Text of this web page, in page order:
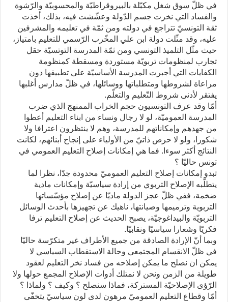
في ظلّ سوق شغل مكبّلة بالبيروقراطيّة والمحسوبيّة والرّشوة
والفساد التي نخرت جسم الدّولة وعشّشت فيه، بذلك، أخذت
ثقة التونسيّ تتراجع في دولته ومن ثمّة في تعليمه والمشرفين
عليه، وقد مثّلت دولة ابن علي المخّرب الرّسمي للتعليم بامتياز،
حيث مثّل التلميذ التونسي ومن ثمّة المدرسة التوتسيّة حقل
تجارب لمنظومات تربويّة مستوردة ومسقطة كمنظومة
الكفايات التي أجبرت المدرسة الأساسيّة على تطبيقها دون
مراعاة لشروطها ومتطلباتها ووسائلها، في ظلّ مدارس أغلبها
يفتقر لأدنى شروط التّعليم والتعلّم.
أمّا وقد عرف التونسيون حجم الخراب الممنهج الذي ضرب
المدرسة العموميّة، لو لا رجال ونساء من ابناء التعليم أعطوا
من جهدهم وإمكاناتهم للمدرسة، وهم لا ينتظرون اعترافا ولا
شكورا، ولو لا حرص ذاتيّ من الأولياء على إنجاح أبنائهم، لكانت
النتائج أكثر سوءا. فما هي إمكانات إصلاح التعليم العمومي في
تونس حاليّا ؟
تبدو إمكانات إصلاح التعليم العموميّ محدودة جدّا، نظرا لما
يتطلّبه الإصلاح التربوي من إرادة سياسيّة وإمكانات مادية
ضخمة، ففي ظلّ عجز الدولة ماديّا عن إصلاح مؤسّساتها
التربوية وترميمها وصيانتها، ناهيك عن تجهيزها بأحدث الوسائل
التربويّة والبيداغوجيّة، يصبح الحديث عن إصلاح التعليم ترفا
فكريّا وشعارا سياسيّا ونقابيّا.
وبما أنّ الإرادة الصادقة من جميع الأطراف غير متكرّسة حاليّا
في ظلّ الانقسام المجتمعي وحالة الاستقطاب السياسي لا
يمكن ان نصلح ما يمكن إصلاحه من فساد نخر التعليم لعقود
طويلة من الزمن ونحن لا نمتلك أدوات الإصلاح المجمع حولها ولا
الرّؤى الإصلاحيّة المستركة، فماذا سنصلح ؟ وكيف ؟ ولماذا ؟
أمّا وقطاع التعليم العموميّ مرهون لدى لون سياسيّ يتخفّى